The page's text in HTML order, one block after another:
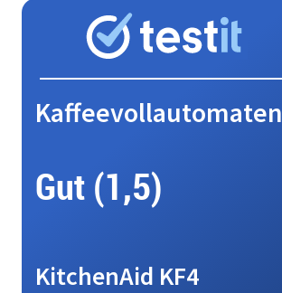
Kaffeevollautomaten
Gut (1,5)
KitchenAid KF4